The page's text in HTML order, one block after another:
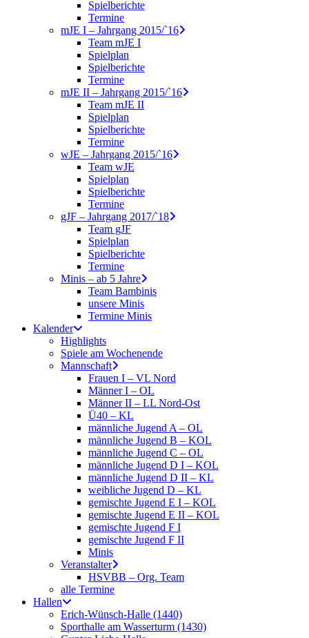
Spielberichte
Termine
mJE I – Jahrgang 2015/`16
Team mJE I
Spielplan
Spielberichte
Termine
mJE II – Jahrgang 2015/`16
Team mJE II
Spielplan
Spielberichte
Termine
wJE – Jahrgang 2015/`16
Team wJE
Spielplan
Spielberichte
Termine
gJF – Jahrgang 2017/`18
Team gJF
Spielplan
Spielberichte
Termine
Minis – ab 5 Jahre
Team Bambinis
unsere Minis
Termine Minis
Kalender
Highlights
Spiele am Wochenende
Mannschaft
Frauen I – VL Nord
Männer I – OL
Männer II – LL Nord-Ost
Ü40 – KL
männliche Jugend A – OL
männliche Jugend B – KOL
männliche Jugend C – OL
männliche Jugend D I – KOL
männliche Jugend D II – KL
weibliche Jugend D – KL
gemischte Jugend E I – KOL
gemischte Jugend E II – KOL
gemischte Jugend F I
gemischte Jugend F II
Minis
Veranstalter
HSVBB – Org. Team
alle Termine
Hallen
Erich-Wünsch-Halle (1440)
Sporthalle am Wasserturm (1430)